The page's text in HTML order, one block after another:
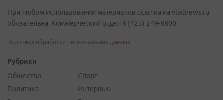
При любом использовании материалов ссылка на vladnews.ru
обязательна. Коммерческий отдел 8 (423) 249-8800
Политика обработки персональных данных
Рубрики
Общество
Политика
Спорт
Интервью